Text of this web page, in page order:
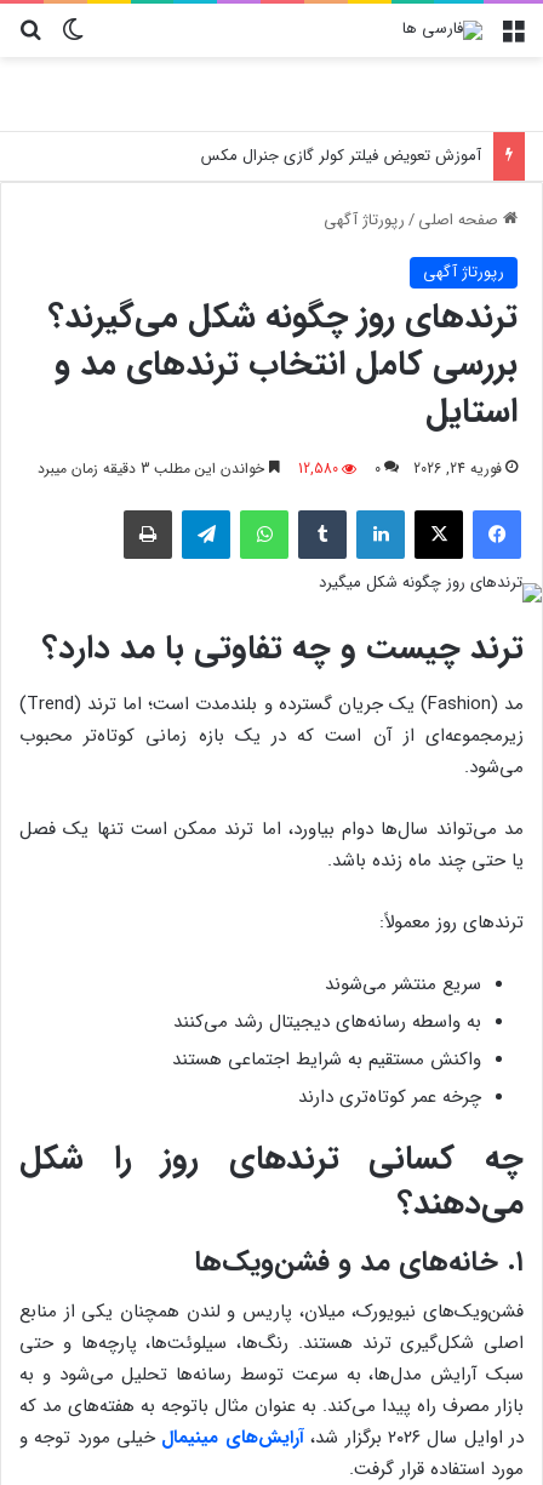
تغییر منو
آموزش تعویض فیلتر کولر گازی جنرال مکس
صفحه اصلی/رپورتاژ آگهی
رپورتاژ آگهی
ترندهای روز چگونه شکل می‌گیرند؟
بررسی کامل انتخاب ترندهای مد و
استایل
فوریه 24, 2026 0
12,580 خواندن این مطلب 3 دقیقه زمان میبرد
فیسبوک لینکدین واتس آپ
ترند چیست و چه تفاوتی با مد دارد؟
مد (Fashion) یک جریان گسترده و بلندمدت است؛ اما ترند (Trend)
زیرمجموعه‌ای از آن است که در یک بازه زمانی کوتاه‌تر محبوب
می‌شود.
مد می‌تواند سال‌ها دوام بیاورد، اما ترند ممکن است تنها یک فصل
یا حتی چند ماه زنده باشد.
ترندهای روز معمولاً:
سریع منتشر می‌شوند
به واسطه رسانه‌های دیجیتال رشد می‌کنند
واکنش مستقیم به شرایط اجتماعی هستند
چرخه عمر کوتاه‌تری دارند
چه کسانی ترندهای روز را شکل
می‌دهند؟
۱. خانه‌های مد و فشن‌ویک‌ها
فشن‌ویک‌های نیویورک، میلان، پاریس و لندن همچنان یکی از منابع
اصلی شکل‌گیری ترند هستند. رنگ‌ها، سیلوئت‌ها، پارچه‌ها و حتی
سبک آرایش مدل‌ها، به سرعت توسط رسانه‌ها تحلیل می‌شود و به
بازار مصرف راه پیدا می‌کند. به عنوان مثال باتوجه به هفته‌های مد که
در اوایل سال ۲۰۲۶ برگزار شد،
آرایش‌های مینیمال خیلی مورد توجه و
مورد استفاده قرار گرفت.